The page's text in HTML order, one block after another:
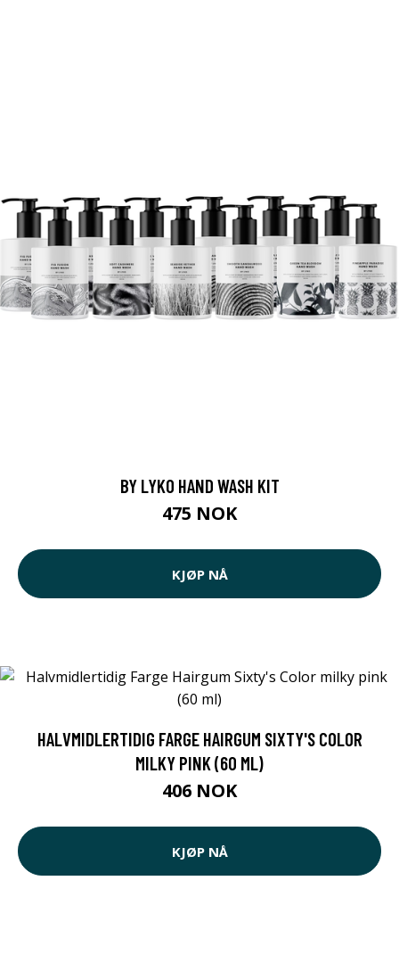
BY LYKO HAND WASH KIT
475 NOK
KJØP NÅ
HALVMIDLERTIDIG FARGE HAIRGUM SIXTY'S COLOR
MILKY PINK (60 ML)
406 NOK
KJØP NÅ